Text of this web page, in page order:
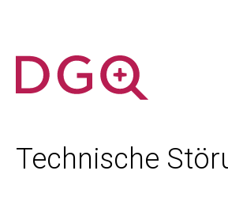
Technische